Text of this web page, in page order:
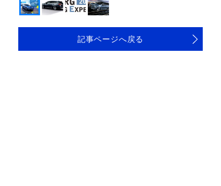
記事ページへ戻る